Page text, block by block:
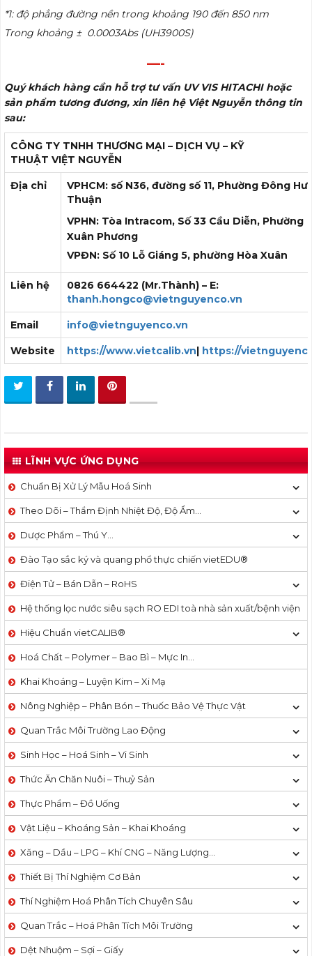
*1: độ phẳng đường nền trong khoảng 190 đến 850 nm
Trong khoảng ± 0.0003Abs (UH3900S)
—-
Quý khách hàng cần hỗ trợ tư vấn UV VIS HITACHI hoặc
sản phẩm tương đương, xin liên hệ Việt Nguyễn thông tin
sau:
CÔNG TY TNHH THƯƠNG MẠI – DỊCH VỤ – KỸ
THUẬT VIỆT NGUYỄN
Địa chỉ
VPHCM: số N36, đường số 11, Phường Đông
Thuận
VPHN: Tòa Intracom, Số 33 Cầu Diễn, Phường
Xuân Phương
VPĐN: Số 10 Lỗ Giáng 5, phường Hòa Xuân
Liên hệ
0826 664422 (Mr.Thành) – E:
thanh.hongco@vietnguyenco.vn
Email info@vietnguyenco.vn
Website https://www.vietcalib.vn| https://
LĨNH VỰC ỨNG DỤNG
Chuẩn Bị Xử Lý Mẫu Hoá Sinh
Theo Dõi – Thẩm Định Nhiệt Độ, Độ Ẩm…
Dược Phẩm – Thú Y…
Đào Tạo sắc ký và quang phổ thực chiến vietEDU®
Điện Tử – Bán Dẫn – RoHS
Hệ thống lọc nước siêu sạch RO EDI​​ toà nhà sản xuất/bệnh viện
Hiệu Chuẩn vietCALIB®
Hoá Chất – Polymer – Bao Bì – Mực In…
Khai Khoáng – Luyện Kim – Xi Mạ
Nông Nghiệp – Phân Bón – Thuốc Bảo Vệ Thực Vật
Quan Trắc Môi Trường Lao Động
Sinh Học – Hoá Sinh – Vi Sinh
Thức Ăn Chăn Nuôi – Thuỷ Sản
Thực Phẩm – Đồ Uống
Vật Liệu – Khoáng Sản – Khai Khoáng
Xăng – Dầu – LPG – Khí CNG – Năng Lượng…
Thiết Bị Thí Nghiệm Cơ Bản
Thí Nghiệm Hoá Phân Tích Chuyên Sâu
Quan Trắc – Hoá Phân Tích Môi Trường
Dệt Nhuộm – Sợi – Giấy